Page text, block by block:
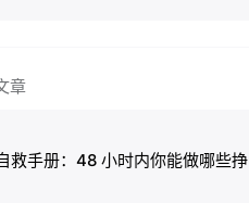
章
救手册：48 小时内你能做哪些挣